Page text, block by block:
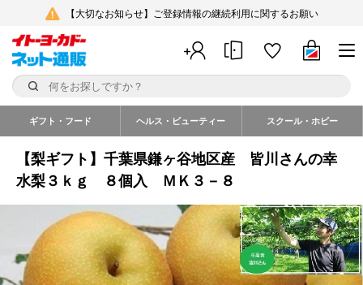
【大切なお知らせ】ご登録情報の継続利用に関するお願い
ギフト・フード ヘルス・ビューティー スクール・ホビー
【梨ギフト】千葉県鎌ヶ谷地区産 皆川さんの幸
水梨３ｋｇ ８個入 ＭＫ３－８